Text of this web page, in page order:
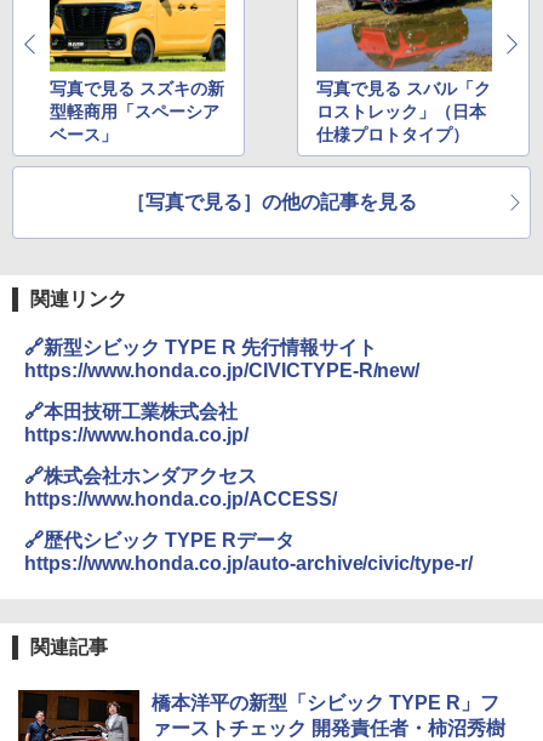
写真で見る スズキの新
型軽商用「スペーシア
ベース」
写真で見る スバル「ク
ロストレック」（日本
仕様プロトタイプ）
［写真で見る］の他の記事を見る
関連リンク
🔗新型シビック TYPE R 先行情報サイト
https://www.honda.co.jp/CIVICTYPE-R/new/
🔗本田技研工業株式会社
https://www.honda.co.jp/
🔗株式会社ホンダアクセス
https://www.honda.co.jp/ACCESS/
🔗歴代シビック TYPE Rデータ
https://www.honda.co.jp/auto-archive/civic/type-r/
関連記事
橋本洋平の新型「シビック TYPE R」フ
ァーストチェック 開発責任者・柿沼秀樹